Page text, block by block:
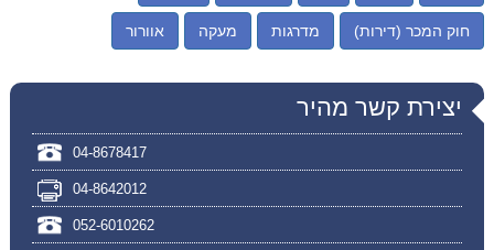
חוק המכר (דירות) מדרגות מעקה אוורור
יצירת קשר מהיר
04-8678417
04-8642012
052-6010262